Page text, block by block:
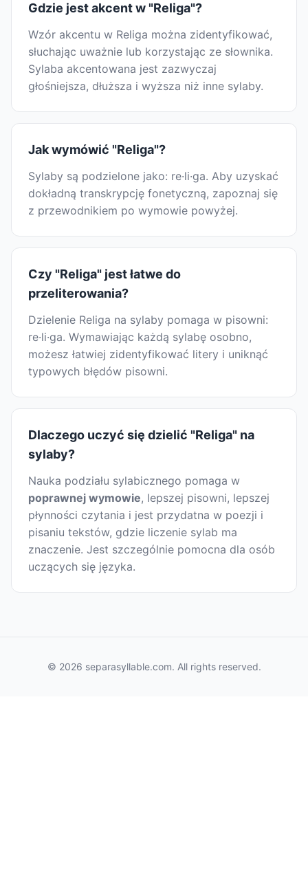
Gdzie jest akcent w "Religa"?
Wzór akcentu w Religa można zidentyfikować,
słuchając uważnie lub korzystając ze słownika.
Sylaba akcentowana jest zazwyczaj
głośniejsza, dłuższa i wyższa niż inne sylaby.
Jak wymówić "Religa"?
Sylaby są podzielone jako: re·li·ga. Aby uzyskać
dokładną transkrypcję fonetyczną, zapoznaj się
z przewodnikiem po wymowie powyżej.
Czy "Religa" jest łatwe do
przeliterowania?
Dzielenie Religa na sylaby pomaga w pisowni:
re·li·ga. Wymawiając każdą sylabę osobno,
możesz łatwiej zidentyfikować litery i uniknąć
typowych błędów pisowni.
Dlaczego uczyć się dzielić "Religa" na
sylaby?
Nauka podziału sylabicznego pomaga w
poprawnej wymowie, lepszej pisowni, lepszej
płynności czytania i jest przydatna w poezji i
pisaniu tekstów, gdzie liczenie sylab ma
znaczenie. Jest szczególnie pomocna dla osób
uczących się języka.
© 2026 separasyllable.com. All rights reserved.